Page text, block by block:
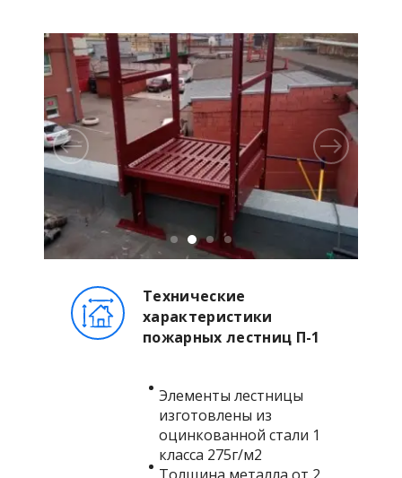
Технические
характеристики
пожарных лестниц П-1
Элементы лестницы
изготовлены из
оцинкованной стали 1
класса 275г/м2